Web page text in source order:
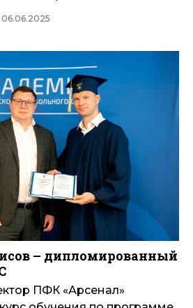
– дипломированный
ПФК «Арсенал»